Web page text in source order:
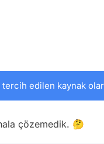
tercih edilen kaynak
çözemedik. 🤔